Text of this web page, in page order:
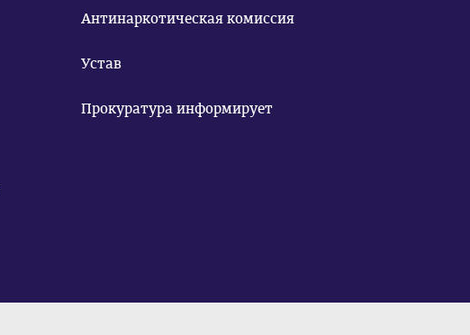
Антинаркотическая комиссия
Устав
Прокуратура информирует